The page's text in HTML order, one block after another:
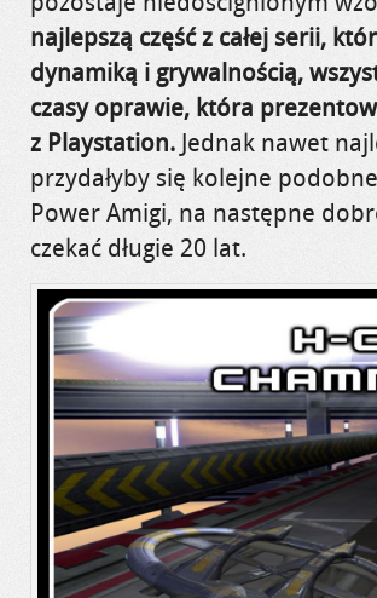
najlepszą część z całej serii,
dynamiką i grywalnością,
czasy oprawie, która
z Playstation. Jednak nawet
przydałyby się kolejne
Power Amigi, na następne
czekać długie 20 lat.